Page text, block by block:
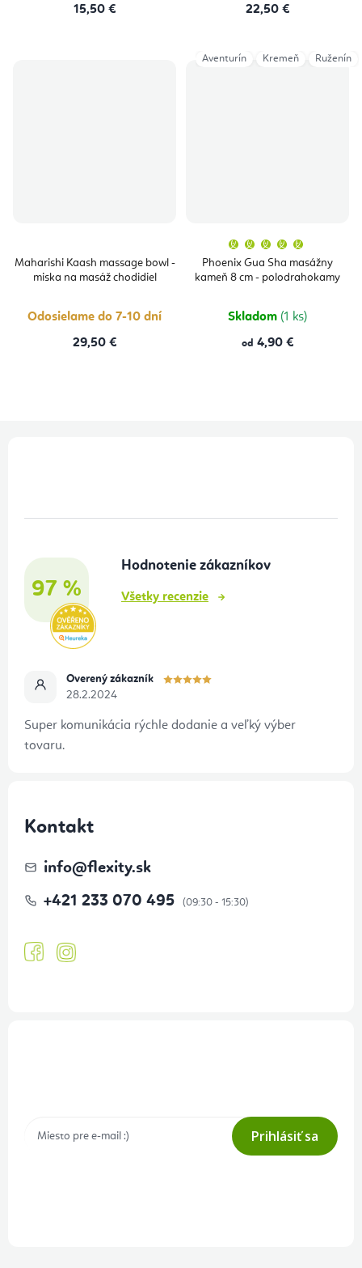
15,50 €
22,50 €
Maharishi Kaash massage bowl -
miska na masáž chodidiel
Odosielame do 7-10 dní
29,50 €
Phoenix Gua Sha masážny
kameň 8 cm - polodrahokamy
produktu
je
5,0
Skladom (1 ks)
od 4,90 €
Aventurín Kremeň Ruženín
97 %
Hodnotenie zákazníkov
Všetky recenzie
Overený zákazník
28.2.2024
Super komunikácia rýchle dodanie a veľký výber
tovaru.
Kontakt
info@flexity.sk
+421 233 070 495
Prihlásiť sa